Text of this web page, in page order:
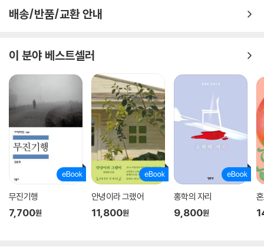
베를린의 마이클슐츠갤러리, 암스테르담의 윌렘커스 붐갤러리, 서울의 일
민미술관 등에서 30여 회의 개인전을 가졌으며, 2011년 베니스비엔날레
니메이트Animate’등의 전시에 참여했다.
배송/반품/교환 안내
이 분야 베스트셀러
무진기행
7,700원
안녕이라 그랬어
11,800원
홍학의 자리
9,800원